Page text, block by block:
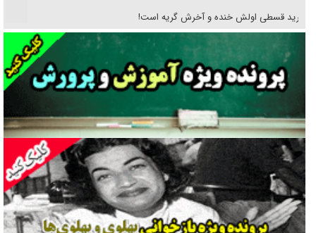
خرید قسطی اولش خنده و آخرش گریه است!
فوتبال و آن «بالا»!
راهبرد غافلگیری با نسل جدید پهپاد‌ها
جنجال پزشکان تقلبی در صنعت زیبایی
یهودی‌ها در ادبیات داستانی اروپا؛ از شکسپیر تا دیکنز
گفت‌وگو با خواهر یکی از شهدای جنگ رمضان/ خواهرم فرمانده جهادی و
اهل خدمت بی‌منت بود
جزئیات شکنجه‌هایم فراتر از آن است که در بیان بگنجد!